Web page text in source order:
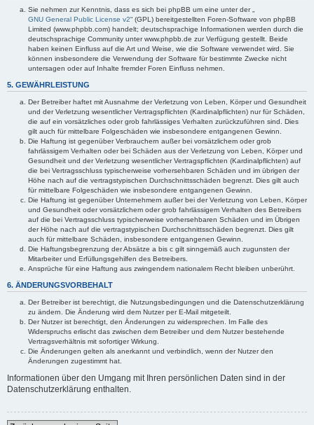
Sie nehmen zur Kenntnis, dass es sich bei phpBB um eine unter der „
GNU General Public License v2“ (GPL) bereitgestellten Foren-Software von phpBB
Limited (www.phpbb.com) handelt; deutschsprachige Informationen werden durch die
deutschsprachige Community unter www.phpbb.de zur Verfügung gestellt. Beide
haben keinen Einfluss auf die Art und Weise, wie die Software verwendet wird. Sie
können insbesondere die Verwendung der Software für bestimmte Zwecke nicht
untersagen oder auf Inhalte fremder Foren Einfluss nehmen.
5. GEWÄHRLEISTUNG
Der Betreiber haftet mit Ausnahme der Verletzung von Leben, Körper und Gesundheit
und der Verletzung wesentlicher Vertragspflichten (Kardinalpflichten) nur für Schäden,
die auf ein vorsätzliches oder grob fahrlässiges Verhalten zurückzuführen sind. Dies
gilt auch für mittelbare Folgeschäden wie insbesondere entgangenen Gewinn.
Die Haftung ist gegenüber Verbrauchern außer bei vorsätzlichem oder grob
fahrlässigem Verhalten oder bei Schäden aus der Verletzung von Leben, Körper und
Gesundheit und der Verletzung wesentlicher Vertragspflichten (Kardinalpflichten) auf
die bei Vertragsschluss typischerweise vorhersehbaren Schäden und im übrigen der
Höhe nach auf die vertragstypischen Durchschnittsschäden begrenzt. Dies gilt auch
für mittelbare Folgeschäden wie insbesondere entgangenen Gewinn.
Die Haftung ist gegenüber Unternehmern außer bei der Verletzung von Leben, Körper
und Gesundheit oder vorsätzlichem oder grob fahrlässigem Verhalten des Betreibers
auf die bei Vertragsschluss typischerweise vorhersehbaren Schäden und im Übrigen
der Höhe nach auf die vertragstypischen Durchschnittsschäden begrenzt. Dies gilt
auch für mittelbare Schäden, insbesondere entgangenen Gewinn.
Die Haftungsbegrenzung der Absätze a bis c gilt sinngemäß auch zugunsten der
Mitarbeiter und Erfüllungsgehilfen des Betreibers.
Ansprüche für eine Haftung aus zwingendem nationalem Recht bleiben unberührt.
6. ÄNDERUNGSVORBEHALT
Der Betreiber ist berechtigt, die Nutzungsbedingungen und die Datenschutzerklärung
zu ändern. Die Änderung wird dem Nutzer per E-Mail mitgeteilt.
Der Nutzer ist berechtigt, den Änderungen zu widersprechen. Im Falle des
Widerspruchs erlischt das zwischen dem Betreiber und dem Nutzer bestehende
Vertragsverhältnis mit sofortiger Wirkung.
Die Änderungen gelten als anerkannt und verbindlich, wenn der Nutzer den
Änderungen zugestimmt hat.
Informationen über den Umgang mit Ihren persönlichen Daten sind in der
Datenschutzerklärung enthalten.